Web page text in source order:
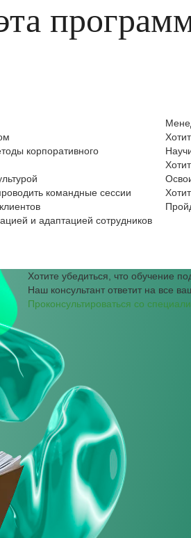
корпоративного
командные сессии
и адаптацией сотрудников
Хотите убедиться, что обучение
Наш консультант ответит на все
Проконсультироваться со